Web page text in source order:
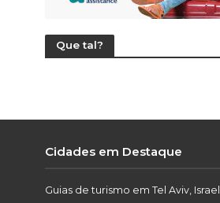
Que tal?
Cidades em Destaque
Guias de turismo em Tel Aviv, Israel